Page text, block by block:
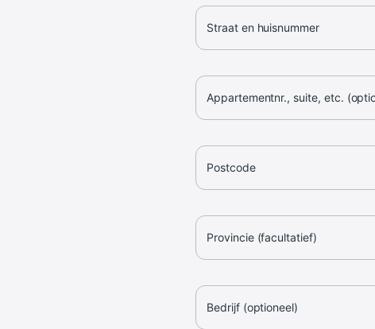
Straat en huisnummer
Appartementnr., suite, etc.
Postcode
Provincie (facultatief)
Bedrijf (optioneel)